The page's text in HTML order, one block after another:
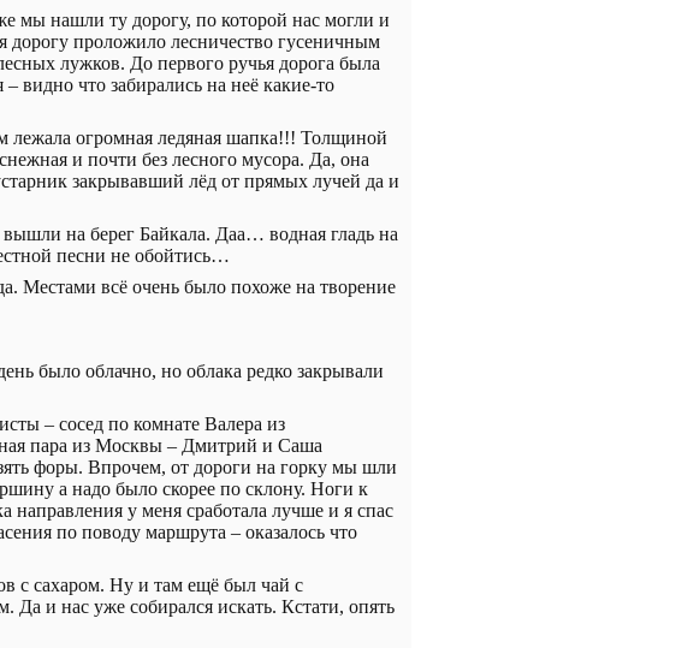
мы нашли ту дорогу, по которой нас могли и
дорогу проложило лесничество гусеничным
лужков. До первого ручья дорога была
видно что забирались на неё какие-то
лежала огромная ледяная шапка!!! Толщиной
и почти без лесного мусора. Да, она
закрывавший лёд от прямых лучей да и
на берег Байкала. Даа… водная гладь на
песни не обойтись…
Местами всё очень было похоже на творение
было облачно, но облака редко закрывали
– сосед по комнате Валера из
пара из Москвы – Дмитрий и Саша
форы. Впрочем, от дороги на горку мы шли
а надо было скорее по склону. Ноги к
у меня сработала лучше и я спас
по поводу маршрута – оказалось что
с сахаром. Ну и там ещё был чай с
Да и нас уже собирался искать. Кстати, опять